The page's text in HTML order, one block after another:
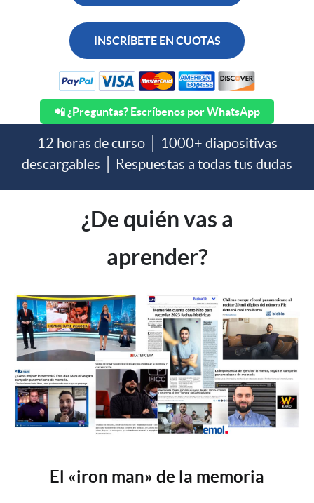
INSCRÍBETE EN CUOTAS
📲 ¿Preguntas? Escríbenos por WhatsApp
12 horas de curso │ 1000+ diapositivas
descargables │ Respuestas a todas tus dudas
¿De quién vas a
aprender?
El «iron man» de la memoria